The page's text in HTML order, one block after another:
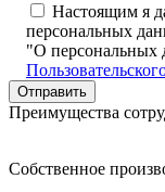
Настоящим я
персональных
"О персональных
Преимущества
Собственное